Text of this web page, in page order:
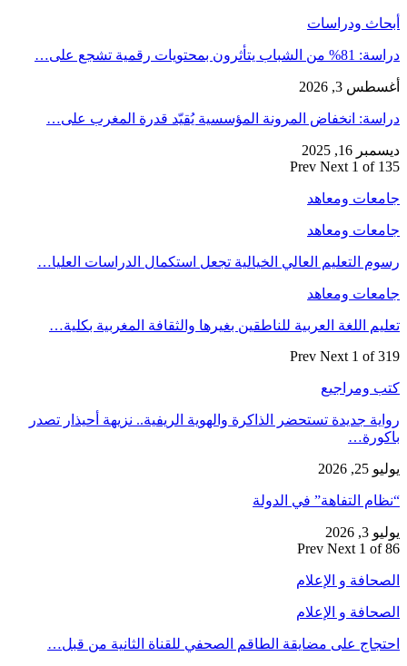
أبحاث ودراسات
دراسة: 81% من الشباب يتأثرون بمحتويات رقمية تشجع على…
أغسطس 3, 2026
دراسة: انخفاض المرونة المؤسسية يُقيّد قدرة المغرب على…
ديسمبر 16, 2025
Prev Next 1 of 135
جامعات ومعاهد
جامعات ومعاهد
رسوم التعليم العالي الخيالية تجعل استكمال الدراسات العليا…
جامعات ومعاهد
تعليم اللغة العربية للناطقين بغيرها والثقافة المغربية بكلية…
Prev Next 1 of 319
كتب ومراجيع
رواية جديدة تستحضر الذاكرة والهوية الريفية.. نزيهة أحيذار تصدر
باكورة…
يوليو 25, 2026
“نظام التفاهة” في الدولة
يوليو 3, 2026
Prev Next 1 of 86
الصحافة و الإعلام
الصحافة و الإعلام
احتجاج على مضايقة الطاقم الصحفي للقناة الثانية من قبل…